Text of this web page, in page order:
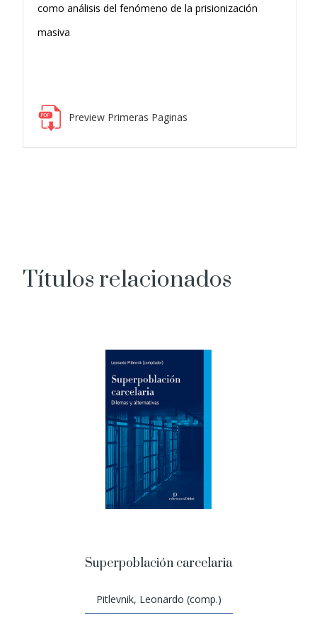
como análisis del fenómeno de la prisionización
masiva
Preview Primeras Paginas
Títulos relacionados
Superpoblación carcelaria
Pitlevnik, Leonardo (comp.)